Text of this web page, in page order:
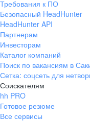
Требования к ПО
Безопасный HeadHunter
HeadHunter API
Партнерам
Инвесторам
Каталог компаний
Поиск по вакансиям в
Сетка: соцсеть для
Соискателям
hh PRO
Готовое резюме
Все сервисы